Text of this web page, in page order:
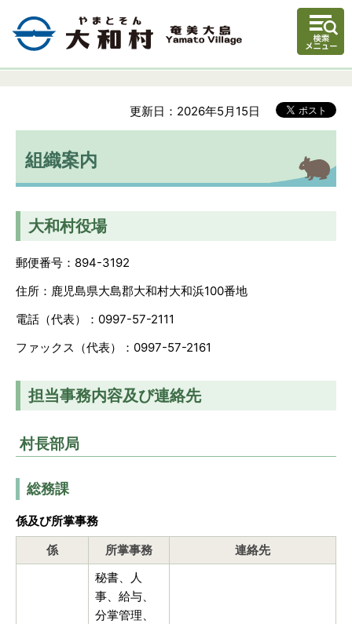
更新日：2026年5月15日
組織案内
大和村役場
郵便番号：894-3192
住所：鹿児島県大島郡大和村大和浜100番地
電話（代表）：0997-57-2111
ファックス（代表）：0997-57-2161
担当事務内容及び連絡先
村長部局
総務課
係及び所掌事務
係
所掌事務 連絡先
秘書、人
事、給与、
分掌管理、